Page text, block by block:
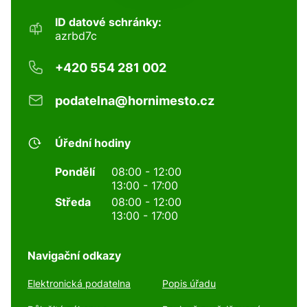
ID datové schránky:
azrbd7c
+420 554 281 002
podatelna@hornimesto.cz
Úřední hodiny
Pondělí
08:00 - 12:00
13:00 - 17:00
Středa
08:00 - 12:00
13:00 - 17:00
Navigační odkazy
Elektronická podatelna Popis úřadu